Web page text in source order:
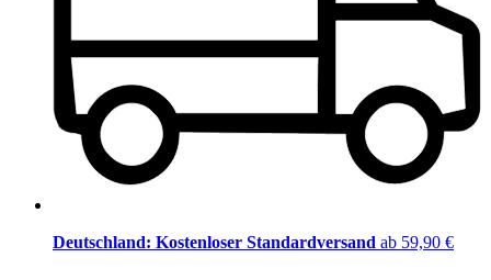
Deutschland: Kostenloser Standardversand ab 59,90 €